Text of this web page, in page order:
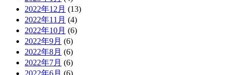
2022年12月 (13)
2022年11月 (4)
2022年10月 (6)
2022年9月 (6)
2022年8月 (6)
2022年7月 (6)
2022年6月 (6)